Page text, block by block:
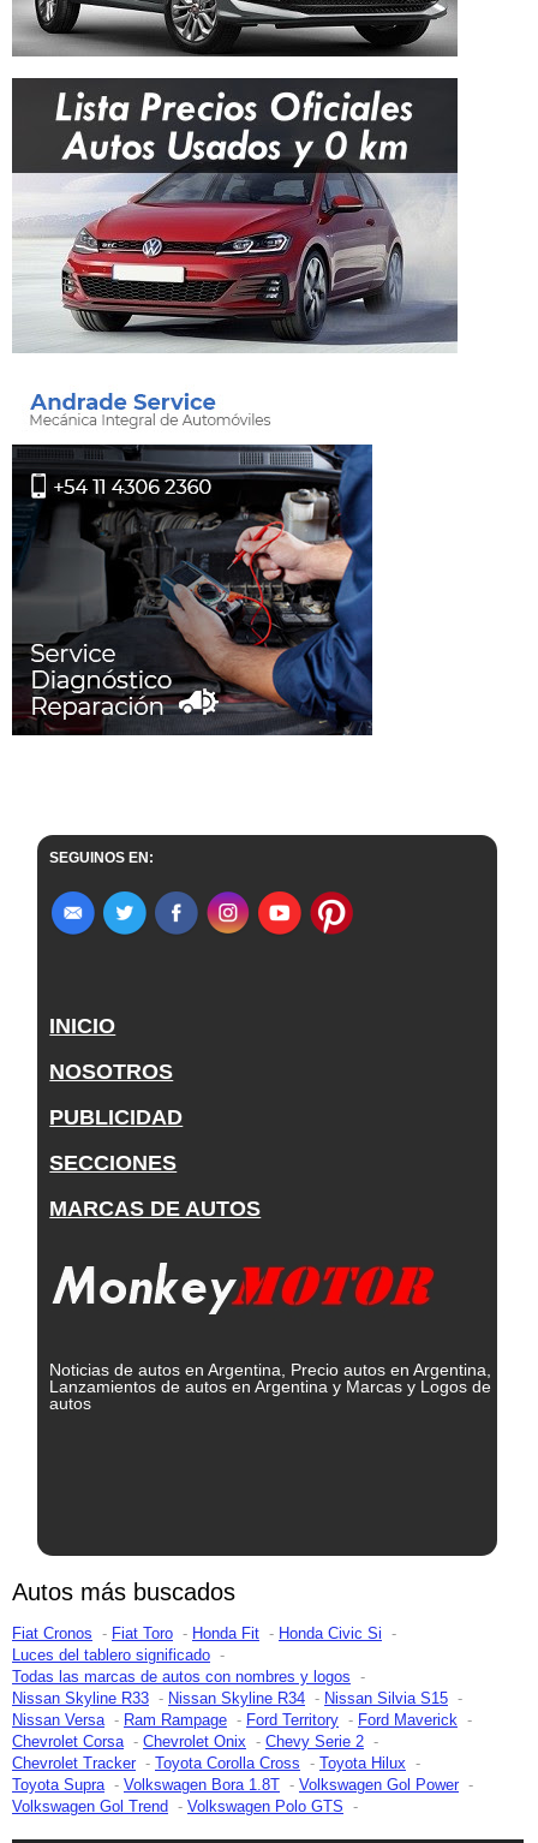
SEGUINOS EN:
INICIO
NOSOTROS
PUBLICIDAD
SECCIONES
MARCAS DE AUTOS
Noticias de autos en Argentina, Precio autos en Argentina,
Lanzamientos de autos en Argentina y Marcas y Logos de
autos
Autos más buscados
Fiat Cronos Fiat Toro Honda Fit
Honda Civic Si
Luces del tablero significado
Todas las marcas de autos con nombres y logos
Nissan Skyline R33
Nissan Skyline R34
Nissan Silvia S15
Nissan Versa
Ram Rampage Ford Territory
Ford Maverick
Chevrolet Corsa
Chevrolet Onix
Chevy Serie 2
Chevrolet Tracker
Toyota Corolla Cross
Toyota Hilux
Toyota Supra
Volkswagen Bora 1.8T
Volkswagen Gol Power
Volkswagen Gol Trend
Volkswagen Polo GTS